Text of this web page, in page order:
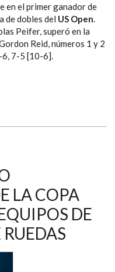
en el primer ganador de
de dobles del US Open.
Peifer, superó en la
Reid, números 1 y 2
6, 7-5 [10-6].
LA COPA
DE